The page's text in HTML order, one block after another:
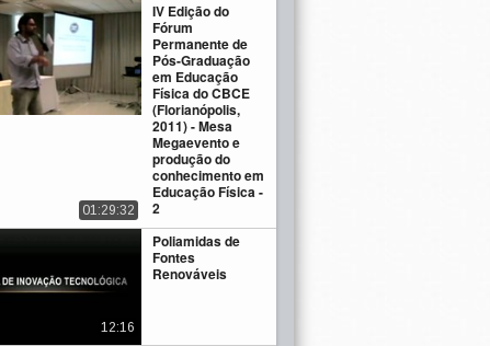
IV Edição do
Fórum
Permanente de
Pós-Graduação
em Educação
Física do CBCE
(Florianópolis,
2011) - Mesa
Megaevento e
produção do
conhecimento em
Educação Física -
2
01:29:32
Poliamidas de
Fontes
Renováveis
12:16